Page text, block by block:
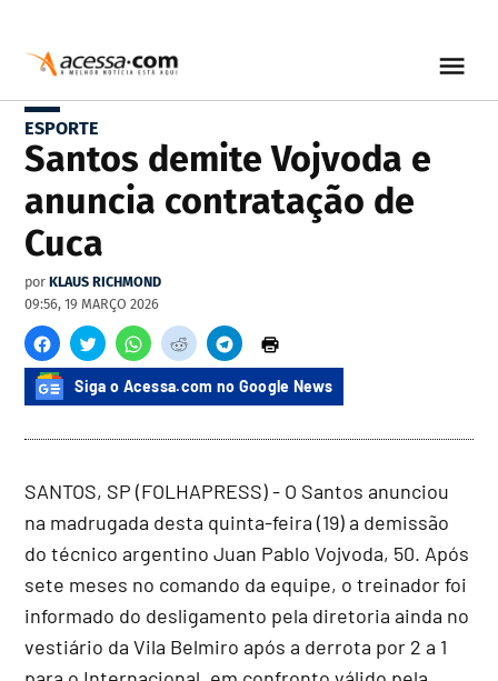
ESPORTE
Santos demite Vojvoda e
anuncia contratação de
Cuca
por KLAUS RICHMOND
09:56, 19 MARÇO 2026
Siga o Acessa.com no Google News
SANTOS, SP (FOLHAPRESS) - O Santos anunciou
na madrugada desta quinta-feira (19) a demissão
do técnico argentino Juan Pablo Vojvoda, 50. Após
sete meses no comando da equipe, o treinador foi
informado do desligamento pela diretoria ainda no
vestiário da Vila Belmiro após a derrota por 2 a 1